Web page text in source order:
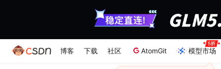
博客 下载 社区 AtomGit 模型市场